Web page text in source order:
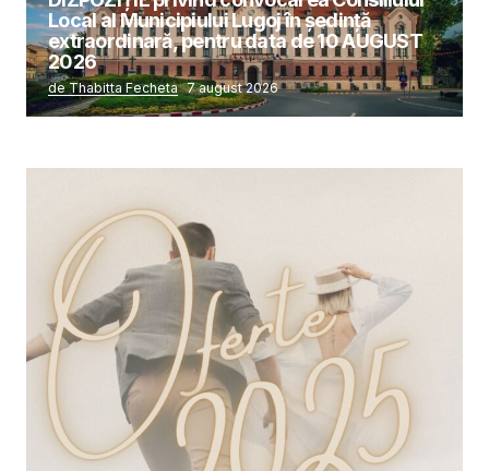
Local al Municipiului Lugoj în şedinţă
extraordinară, pentru data de 10 AUGUST
2026
de Thabitta Fecheta 7 august 2026